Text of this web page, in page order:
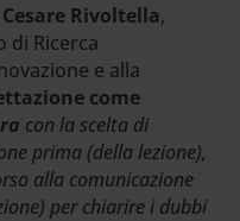
Rivoltella,
di Ricerca
e alla
come
con la scelta di
prima (della lezione),
alla comunicazione
per chiarire i dubbi